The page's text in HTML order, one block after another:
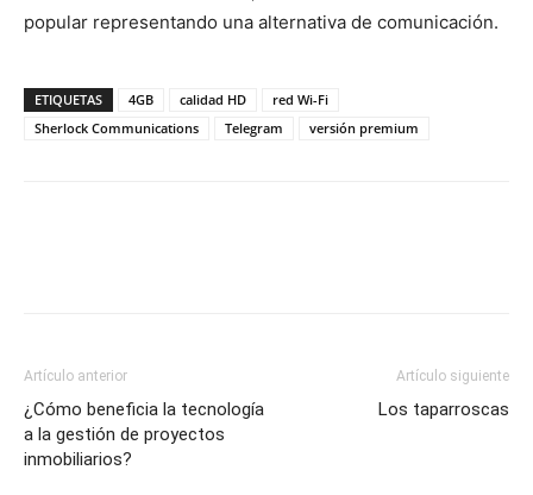
popular representando una alternativa de comunicación.
ETIQUETAS 4GB calidad HD
red Wi-Fi
Sherlock Communications
Telegram versión premium
Artículo anterior
¿Cómo beneficia la tecnología
a la gestión de proyectos
inmobiliarios?
Artículo siguiente
Los taparroscas